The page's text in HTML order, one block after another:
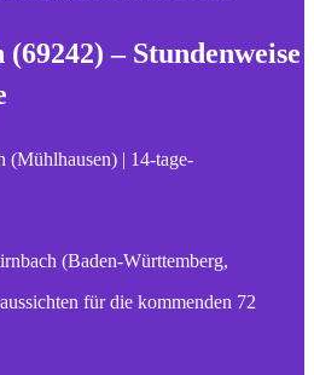
– Stundenweise
(Mühlhausen) | 14-tage-
(Baden-Württemberg,
für die kommenden 72